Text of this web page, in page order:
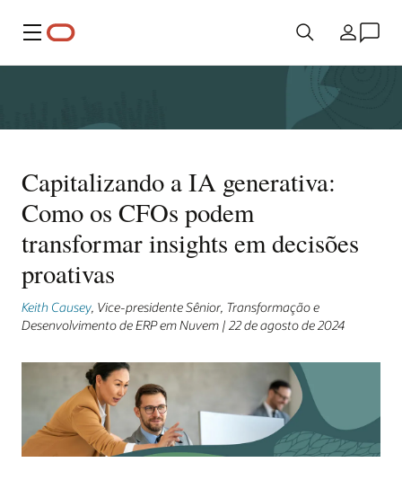
Menu País
Capitalizando a IA generativa:
Como os CFOs podem
transformar insights em decisões
proativas
Keith Causey, Vice-presidente Sênior, Transformação e
Desenvolvimento de ERP em Nuvem | 22 de agosto de 2024